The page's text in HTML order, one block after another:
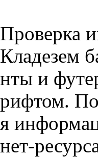
Проверка
Кладезем
нты и
рифтом.
я
нет-